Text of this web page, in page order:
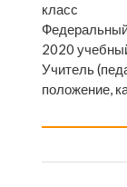
класс
2020
Учитель
положение,